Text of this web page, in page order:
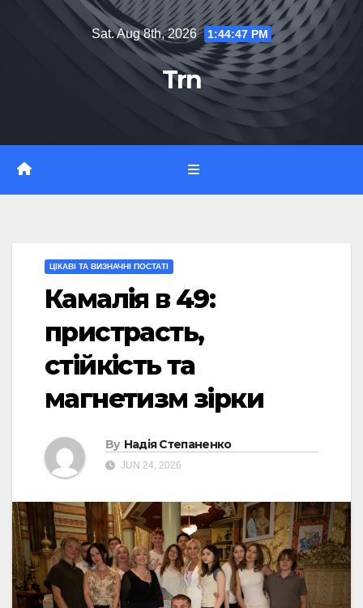
Sat. Aug 8th, 2026 1:44:48 PM
Trn
ЦІКАВІ ТА ВИЗНАЧНІ ПОСТАТІ
Камалія в 49:
пристрасть,
стійкість та
магнетизм зірки
By Надія Степаненко
JUN 24, 2026